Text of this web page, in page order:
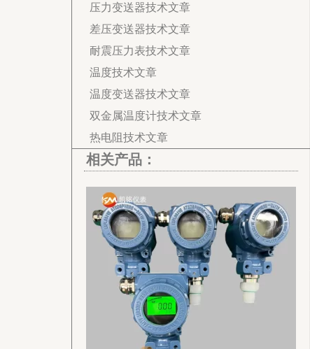
压力变送器技术文章
差压变送器技术文章
耐震压力表技术文章
温度技术文章
温度变送器技术文章
双金属温度计技术文章
热电阻技术文章
相关产品：